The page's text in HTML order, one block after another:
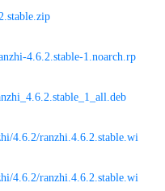
4.6.2.stable-1.noarch.rp
4.6.2/ranzhi.4.6.2.stable.wi
4.6.2/ranzhi.4.6.2.stable.wi